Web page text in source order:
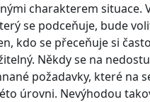
charakterem situace.
se podceňuje, bude
kdo se přeceňuje si často
Někdy se na
požadavky, které na
úrovni. Nevýhodou